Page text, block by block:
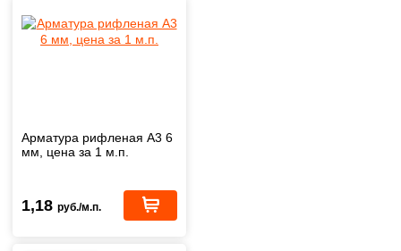
Арматура рифленая А3 6
мм, цена за 1 м.п.
1,18 руб./м.п.